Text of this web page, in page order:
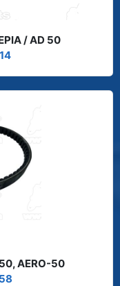
/ AD 50
AERO-50